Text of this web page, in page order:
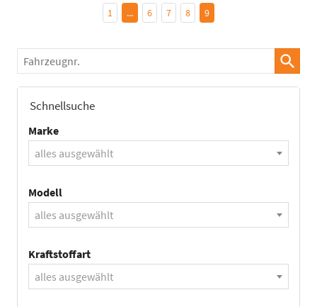
1 ... 6 7 8 9
Fahrzeugnr.
Schnellsuche
Marke
alles ausgewählt
Modell
alles ausgewählt
Kraftstoffart
alles ausgewählt